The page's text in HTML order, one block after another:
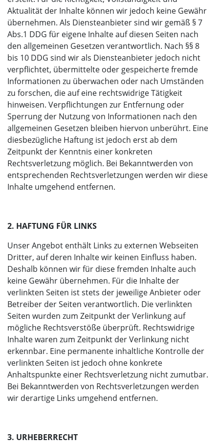
Aktualität der Inhalte können wir jedoch keine Gewähr
übernehmen. Als Diensteanbieter sind wir gemäß § 7
Abs.1 DDG für eigene Inhalte auf diesen Seiten nach
den allgemeinen Gesetzen verantwortlich. Nach §§ 8
bis 10 DDG sind wir als Diensteanbieter jedoch nicht
verpflichtet, übermittelte oder gespeicherte fremde
Informationen zu überwachen oder nach Umständen
zu forschen, die auf eine rechtswidrige Tätigkeit
hinweisen. Verpflichtungen zur Entfernung oder
Sperrung der Nutzung von Informationen nach den
allgemeinen Gesetzen bleiben hiervon unberührt. Eine
diesbezügliche Haftung ist jedoch erst ab dem
Zeitpunkt der Kenntnis einer konkreten
Rechtsverletzung möglich. Bei Bekanntwerden von
entsprechenden Rechtsverletzungen werden wir diese
Inhalte umgehend entfernen.
2. HAFTUNG FÜR LINKS
Unser Angebot enthält Links zu externen Webseiten
Dritter, auf deren Inhalte wir keinen Einfluss haben.
Deshalb können wir für diese fremden Inhalte auch
keine Gewähr übernehmen. Für die Inhalte der
verlinkten Seiten ist stets der jeweilige Anbieter oder
Betreiber der Seiten verantwortlich. Die verlinkten
Seiten wurden zum Zeitpunkt der Verlinkung auf
mögliche Rechtsverstöße überprüft. Rechtswidrige
Inhalte waren zum Zeitpunkt der Verlinkung nicht
erkennbar. Eine permanente inhaltliche Kontrolle der
verlinkten Seiten ist jedoch ohne konkrete
Anhaltspunkte einer Rechtsverletzung nicht zumutbar.
Bei Bekanntwerden von Rechtsverletzungen werden
wir derartige Links umgehend entfernen.
3. URHEBERRECHT